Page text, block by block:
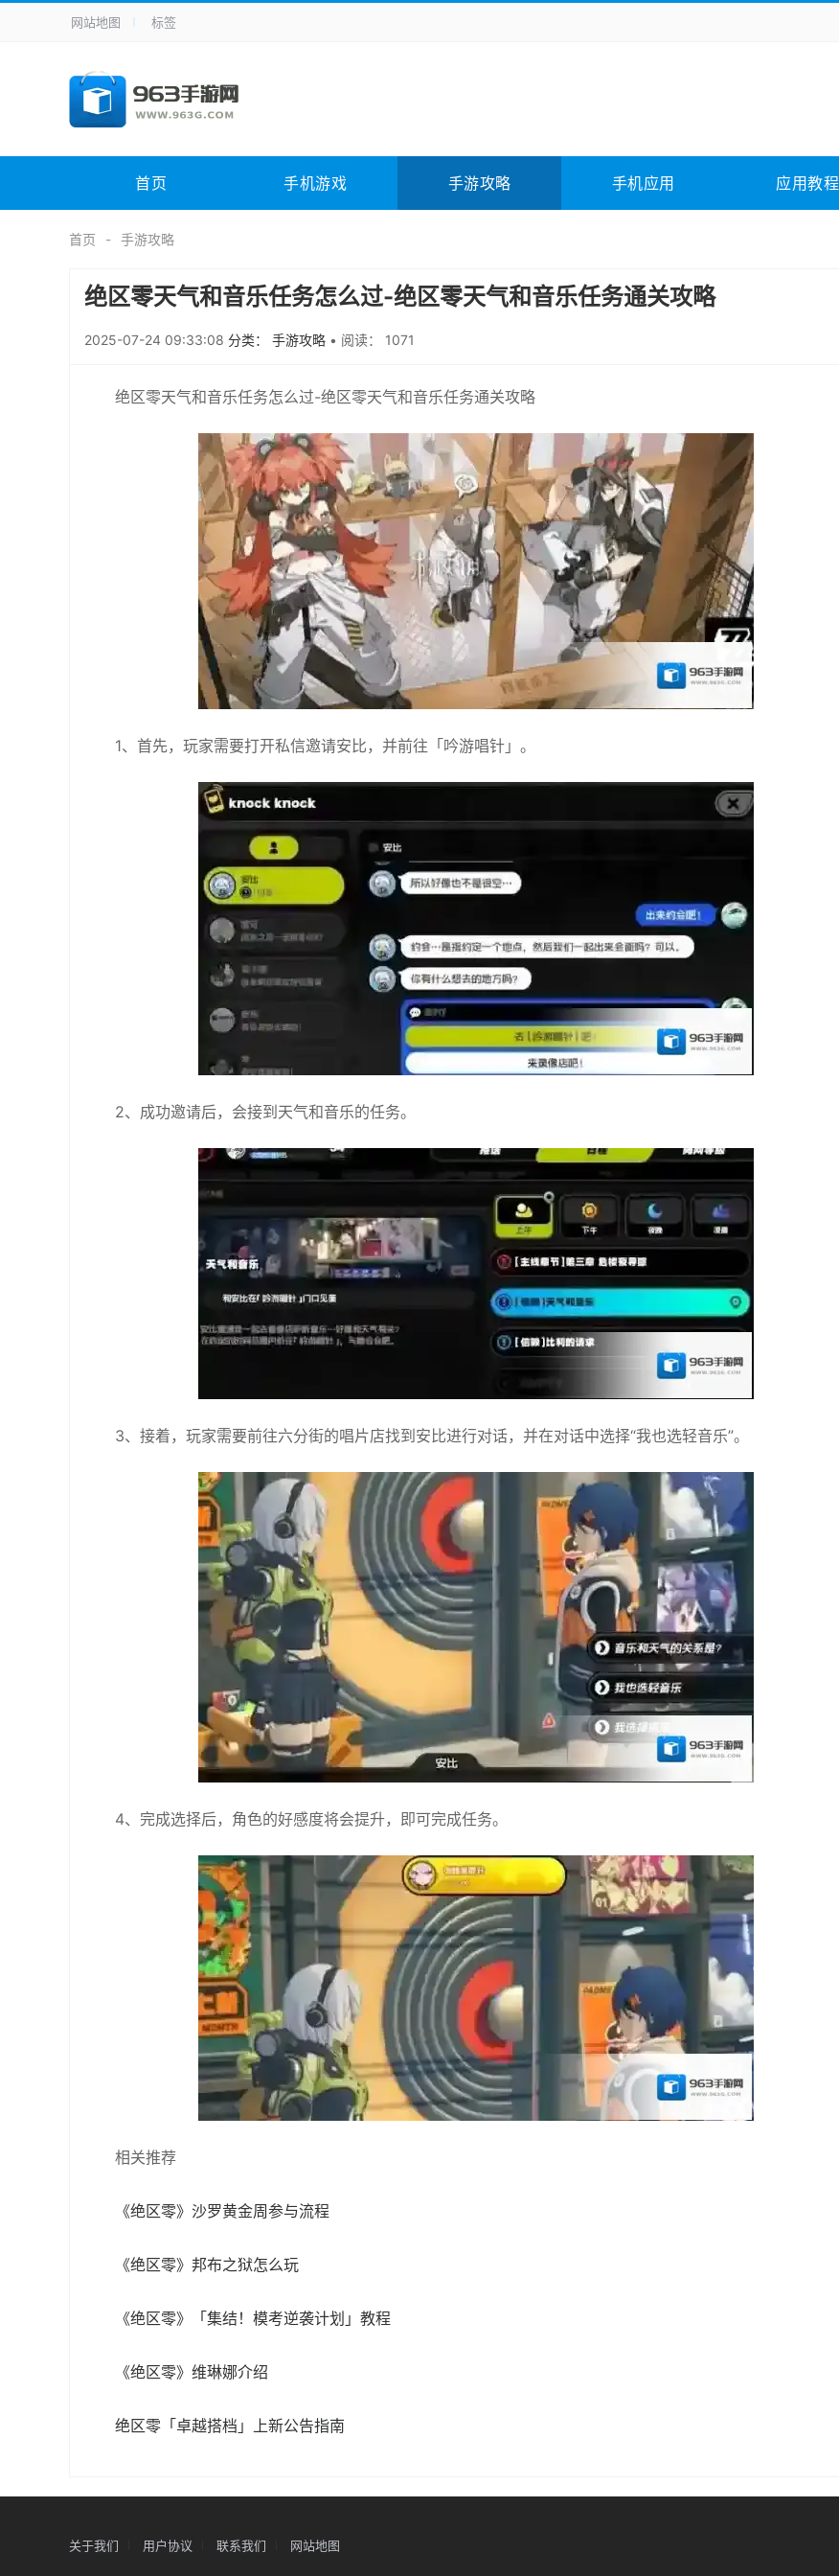
手机应用
手机游戏 体育竞技
电脑软件 其它类别 图形软件 安全相关 应用软件 影音软件 插件下载
未分类 综合其它
网站地图 标签
首页 手机游戏 手游攻略 手机应用 应用教程
首页 手游攻略
绝区零天气和音乐任务怎么过-绝区零天气和音乐任务通关攻略
2025-07-24 09:33:08 分类： 手游攻略 • 阅读： 1071
绝区零天气和音乐任务怎么过-绝区零天气和音乐任务通关攻略
1、首先，‌玩家需要打开私信邀请安比，‌并前往「‌吟游唱针」‌。‌
2、成功邀请后，‌会接到天气和音乐的任务。‌
3、接着，‌玩家需要前往六分街的唱片店找到安比进行对话，‌并在对话中选择“我也选轻音乐”。‌
4、完成选择后，‌角色的好感度将会提升，即可完成任务。‌
相关推荐
《绝区零》沙罗黄金周参与流程
《绝区零》邦布之狱怎么玩
《绝区零》「集结！模考逆袭计划」教程
《绝区零》维琳娜介绍
绝区零「卓越搭档」上新公告指南
关于我们 用户协议 联系我们 网站地图